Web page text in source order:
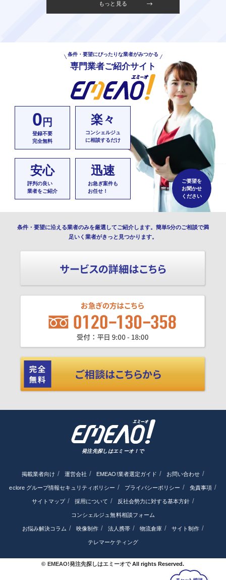
もっと見る
条件・要望にぴったりな業者がみつかる
専門業者ご紹介サイト
0 円
登録不要
完全無料
楽々
コンシェルジュ
に相談するだけ
安心
評判の良い
業者をご紹介
迅速
お急ぎ案件も
お任せ！
ご要望を
お聞かせ
ください
条件・要望に沿える業者のみを厳選してご紹介します。簡単5分のご相談で満
足いく業者がきっと見つかります。
発注先探しはエミーオ！で
掲載業者向け 運営会社 EMEAO!業者選定ガイド お問い合わせ
eclore グループ情報セキュリティポリシー プライバシーポリシー 免責事項
サイトマップ 採用について 反社会勢力に対する基本方針
コンシェルジュ無料相談フォーム
お悩み解決コラム 映像制作 法人携帯 物流倉庫 サイト制作
テレマーケティング
© EMEAO!発注先探しはエミーオでAll rights Reserved.